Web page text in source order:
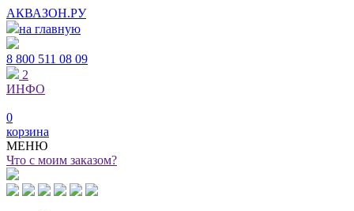
АКВАЗОН.РУ
на главную
8 800 511 08 09
2
ИНФО
0
корзина
МЕНЮ
Что с моим заказом?